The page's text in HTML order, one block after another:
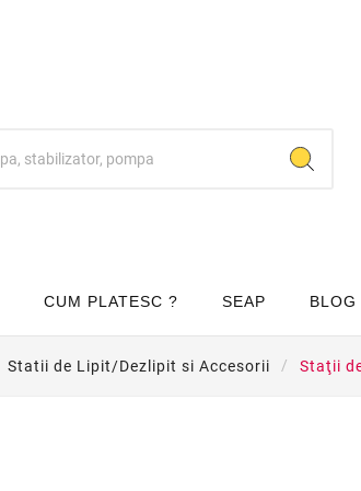
CUM PLATESC ? SEAP BLOG
Statii de Lipit/Dezlipit si Accesorii Staţii